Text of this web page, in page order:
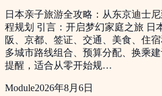
日本亲子旅游全攻略：从东京迪士
程规划 引言：开启梦幻家庭之旅 日
阪、京都、签证、交通、美食、住
多城市路线组合、预算分配、换乘
提醒，适合从零开始规…
Module2026年8月6日